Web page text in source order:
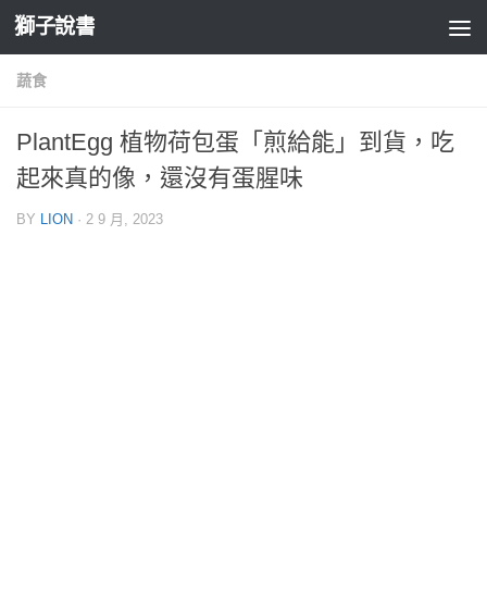
Skip to content
獅子說書
蔬食
PlantEgg 植物荷包蛋「煎給能」到貨，吃
起來真的像，還沒有蛋腥味
BY LION · 2 9 月, 2023